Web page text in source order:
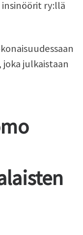
ry:llä
joka julkaistaan